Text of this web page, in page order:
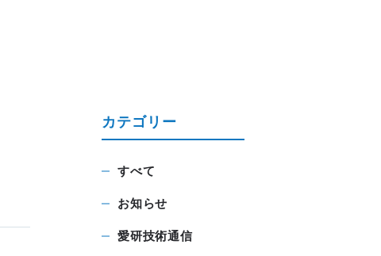
カテゴリー
すべて
お知らせ
愛研技術通信